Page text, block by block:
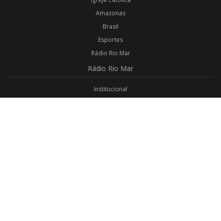
Amazonas
Brasil
Esportes
Rádio Rio Mar
Rádio Rio Mar
Institucional